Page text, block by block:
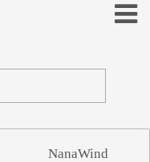
え お
NanaWind